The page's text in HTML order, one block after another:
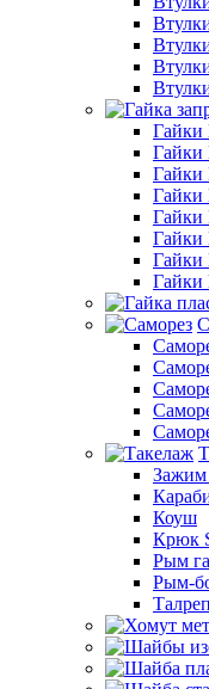
Зажим
Коуш
Крюк
Рым
Рым-
Талреп